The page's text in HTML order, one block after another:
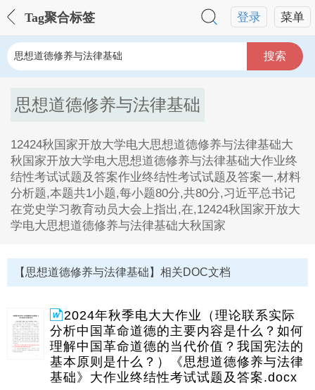
菜单
登录
Tag聚合标签
搜索
思想道德修养与法律基础
12424秋国家开放大学电大思想道德修养与法律基础大
秋国家开放大学电大思想道德修养与法律基础大作业终
结性考试试题及答案作业终结性考试试题及答案一,材料
分析题,本题共1小题,每小题80分,共80分,习近平总书记
在党史学习教育动员大会上指出,在,12424秋国家开放大
学电大思想道德修养与法律基础大秋国家
1、12424秋国家开放大学电大思想道德修养与法律基础
大秋国家开放大学电大思想道德修养与法律基础大作业
终结性考试试题及答案作业终结性考试试题及答案一,材
料分析题,本题共1小题,每小题80分,共80分,习近平总书
记在党史学习教育动员大会上指出,在。
2、12424秋国家开放大学电大思想道德修养与法律基础
大秋国家开放大学电大思想道德修养与法律基础大作业
终结性考试试题及答案作业终结性考试试题及答案一,材
【思想道德修养与法律基础】相关DOC文档
2024年秋季电大大作业（理论联系实际
分析中国革命道德的主要内容是什么？如何
理解中国革命道德的当代价值？我国宪法的
基本原则是什么？）《思想道德修养与法律
基础》大作业终结性考试试题及答案.docx